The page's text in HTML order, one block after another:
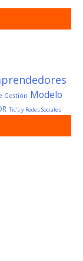
Gestión Modelo
Tic's y Redes Sociales